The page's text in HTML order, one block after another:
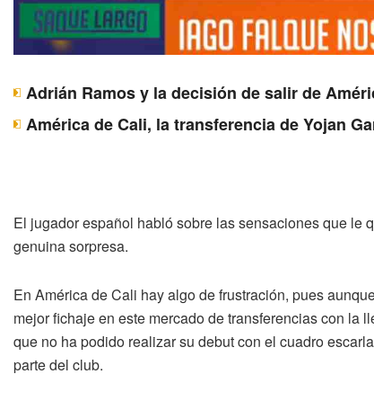
Adrián Ramos y la decisión de salir de
América de Cali, la transferencia de Yojan
El jugador español habló sobre las sensaciones que le
genuina sorpresa.
En América de Cali hay algo de frustración, pues
mejor fichaje en este mercado de transferencias con la
que no ha podido realizar su debut con el cuadro
parte del club.